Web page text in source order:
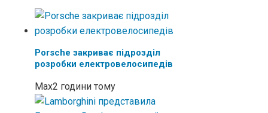
Porsche закриває підрозділ
розробки електровелосипедів
Max2 години тому